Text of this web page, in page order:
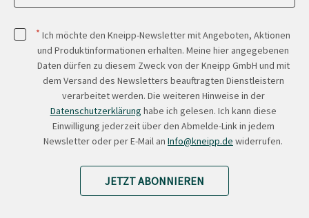
* Ich möchte den Kneipp-Newsletter mit Angeboten, Aktionen
und Produktinformationen erhalten. Meine hier angegebenen
Daten dürfen zu diesem Zweck von der Kneipp GmbH und mit
dem Versand des Newsletters beauftragten Dienstleistern
verarbeitet werden. Die weiteren Hinweise in der
Datenschutzerklärung habe ich gelesen. Ich kann diese
Einwilligung jederzeit über den Abmelde-Link in jedem
Newsletter oder per E-Mail an Info@kneipp.de widerrufen.
JETZT ABONNIEREN